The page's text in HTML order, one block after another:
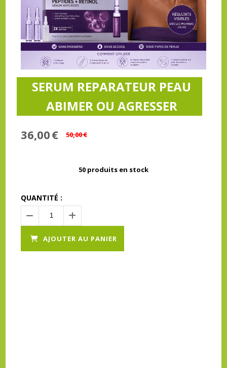
SERUM REPARATEUR PEAU
ABIMER OU AGRESSER
36,00€ 50,00€
50 produits en stock
QUANTITÉ :
AJOUTER AU PANIER